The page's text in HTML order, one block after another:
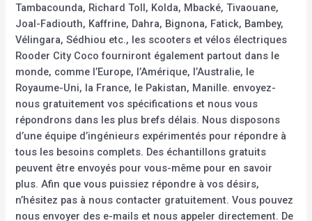
Tambacounda, Richard Toll, Kolda, Mbacké, Tivaouane,
Joal-Fadiouth, Kaffrine, Dahra, Bignona, Fatick, Bambey,
Vélingara, Sédhiou etc., les scooters et vélos électriques
Rooder City Coco fourniront également partout dans le
monde, comme l’Europe, l’Amérique, l’Australie, le
Royaume-Uni, la France, le Pakistan, Manille. envoyez-
nous gratuitement vos spécifications et nous vous
répondrons dans les plus brefs délais. Nous disposons
d’une équipe d’ingénieurs expérimentés pour répondre à
tous les besoins complets. Des échantillons gratuits
peuvent être envoyés pour vous-même pour en savoir
plus. Afin que vous puissiez répondre à vos désirs,
n’hésitez pas à nous contacter gratuitement. Vous pouvez
nous envoyer des e-mails et nous appeler directement. De